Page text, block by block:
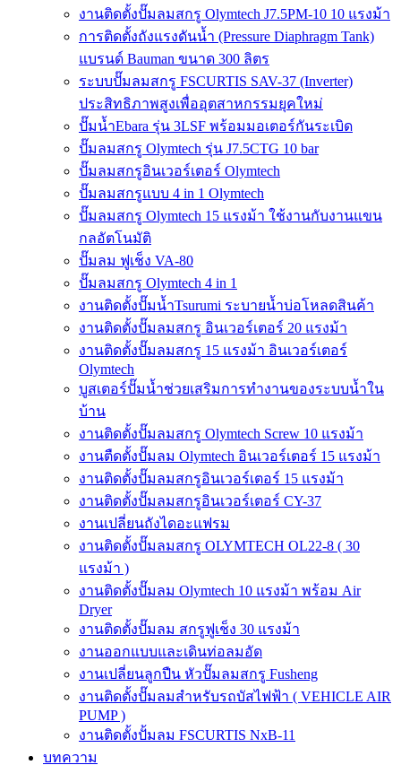
งานติดตั้งปั๊มลมสกรู Olymtech J7.5PM-10 10 แรงม้า
การติดตั้งถังแรงดันน้ำ (Pressure Diaphragm Tank)
แบรนด์ Bauman ขนาด 300 ลิตร
ระบบปั๊มลมสกรู FSCURTIS SAV-37 (Inverter)
ประสิทธิภาพสูงเพื่ออุตสาหกรรมยุคใหม่
ปั๊มน้ำEbara รุ่น 3LSF พร้อมมอเตอร์กันระเบิด
ปั๊มลมสกรู Olymtech รุ่น J7.5CTG 10 bar
ปั๊มลมสกรูอินเวอร์เตอร์ Olymtech
ปั๊มลมสกรูแบบ 4 in 1 Olymtech
ปั๊มลมสกรู Olymtech 15 แรงม้า ใช้งานกับงานแขน
กลอัตโนมัติ
ปั๊มลม ฟูเช็ง VA-80
ปั๊มลมสกรู Olymtech 4 in 1
งานติดตั้งปั๊มน้ำTsurumi ระบายน้ำบ่อโหลดสินค้า
งานติดตั้งปั๊มลมสกรู อินเวอร์เตอร์ 20 แรงม้า
งานติดตั้งปั๊มลมสกรู 15 แรงม้า อินเวอร์เตอร์
Olymtech
บูสเตอร์ปั๊มน้ำช่วยเสริมการทำงานของระบบน้ำใน
บ้าน
งานติดตั้งปั๊มลมสกรู Olymtech Screw 10 แรงม้า
งานตืดตั้งปั๊มลม Olymtech อินเวอร์เตอร์ 15 แรงม้า
งานติดตั้งปั๊มลมสกรูอินเวอร์เตอร์ 15 แรงม้า
งานติดตั้งปั๊มลมสกรูอินเวอร์เตอร์ CY-37
งานเปลี่ยนถังไดอะแฟรม
งานติดตั้งปั๊มลมสกรู OLYMTECH OL22-8 ( 30
แรงม้า )
งานติดตั้งปั๊มลม Olymtech 10 แรงม้า พร้อม Air
Dryer
งานติดตั้งปั๊มลม สกรูฟูเช็ง 30 แรงม้า
งานออกแบบและเดินท่อลมอัด
งานเปลี่ยนลูกปืน หัวปั๊มลมสกรู Fusheng
งานติดตั้งปั๊มลมสำหรับรถบัสไฟฟ้า ( VEHICLE AIR
PUMP )
งานติดตั้งปั้มลม FSCURTIS NxB-11
บทความ